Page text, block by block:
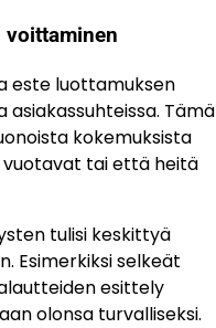
voittaminen
este luottamuksen
asiakassuhteissa. Tämä
kokemuksista
tai että heitä
tulisi keskittyä
Esimerkiksi selkeät
esittely
olonsa turvalliseksi.